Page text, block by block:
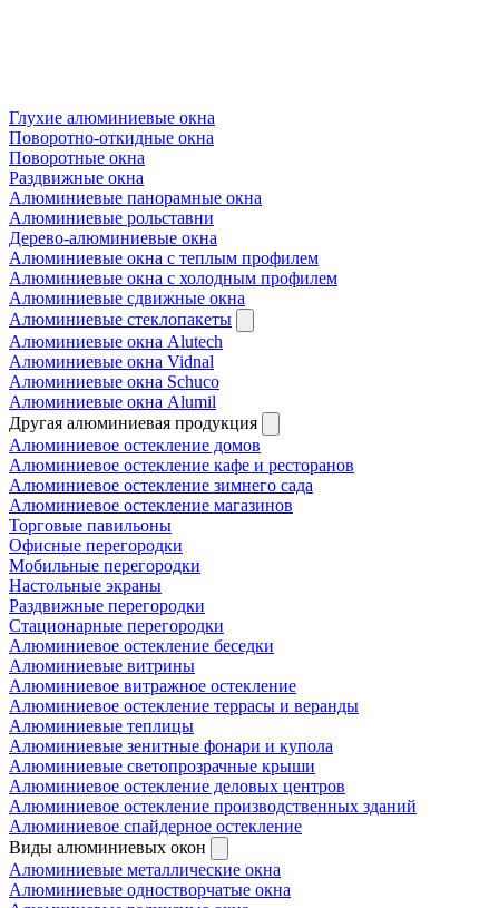
Глухие алюминиевые окна
Поворотно-откидные окна
Поворотные окна
Раздвижные окна
Алюминиевые панорамные окна
Алюминиевые рольставни
Дерево-алюминиевые окна
Алюминиевые окна с теплым профилем
Алюминиевые окна с холодным профилем
Алюминиевые сдвижные окна
Алюминиевые стеклопакеты
Алюминиевые окна Alutech
Алюминиевые окна Vidnal
Алюминиевые окна Schuco
Алюминиевые окна Alumil
Другая алюминиевая продукция
Алюминиевое остекление домов
Алюминиевое остекление кафе и ресторанов
Алюминиевое остекление зимнего сада
Алюминиевое остекление магазинов
Торговые павильоны
Офисные перегородки
Мобильные перегородки
Настольные экраны
Раздвижные перегородки
Стационарные перегородки
Алюминиевое остекление беседки
Алюминиевые витрины
Алюминиевое витражное остекление
Алюминиевое остекление террасы и веранды
Алюминиевые теплицы
Алюминиевые зенитные фонари и купола
Алюминиевые светопрозрачные крыши
Алюминиевое остекление деловых центров
Алюминиевое остекление производственных зданий
Алюминиевое спайдерное остекление
Виды алюминиевых окон
Алюминиевые металлические окна
Алюминиевые одностворчатые окна